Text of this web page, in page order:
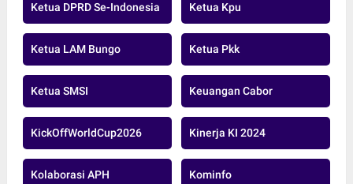
Ketua DPRD Se-Indonesia Ketua Kpu
Ketua LAM Bungo Ketua Pkk
Ketua SMSI Keuangan Cabor
KickOffWorldCup2026 Kinerja KI 2024
Kolaborasi APH Kominfo